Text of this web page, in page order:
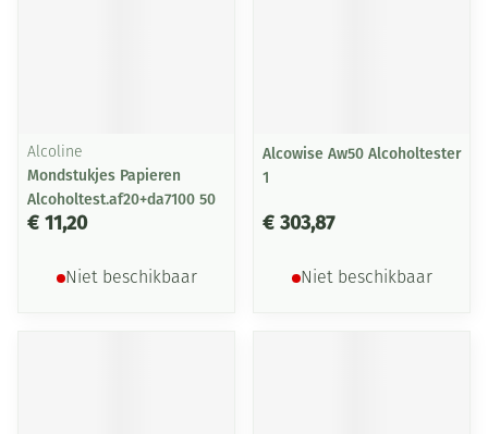
Alcoline
Mondstukjes Papieren
Alcoholtest.af20+da7100 50
€ 11,20
Niet beschikbaar
Alcowise Aw50 Alcoholtester
1
€ 303,87
Niet beschikbaar